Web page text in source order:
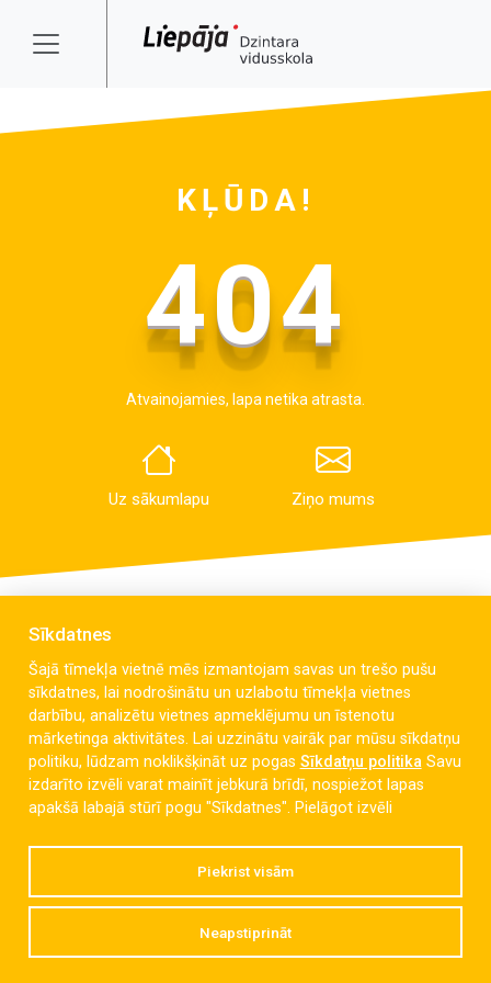
KĻŪDA!
404
Atvainojamies, lapa netika atrasta.
Uz sākumlapu Ziņo mums
Celmu iela 6, Liepāja, LV-3405
dzintaravsk@liepaja.edu.lv
+371 634 427 10
Sīkdatnes
Šajā tīmekļa vietnē mēs izmantojam savas un trešo pušu
sīkdatnes, lai nodrošinātu un uzlabotu tīmekļa vietnes
darbību, analizētu vietnes apmeklējumu un īstenotu
mārketinga aktivitātes. Lai uzzinātu vairāk par mūsu sīkdatņu
politiku, lūdzam noklikšķināt uz pogas Sīkdatņu politikaSavu
izdarīto izvēli varat mainīt jebkurā brīdī, nospiežot lapas
apakšā labajā stūrī pogu "Sīkdatnes". Pielāgot izvēli
Piekrist visām
Neapstiprināt